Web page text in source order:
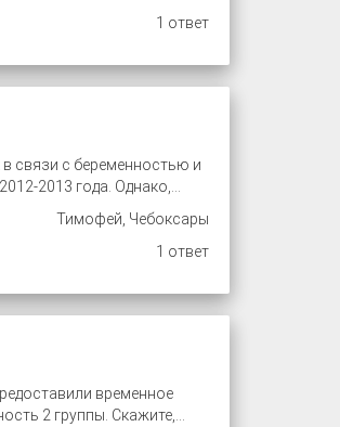
1 ответ
связи с беременностью и
2013 года. Однако,...
Тимофей, Чебоксары
1 ответ
временное
2 группы. Скажите,...